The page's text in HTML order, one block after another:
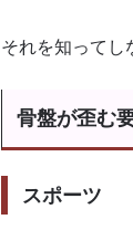
それを知ってし
骨盤が歪む
スポーツ